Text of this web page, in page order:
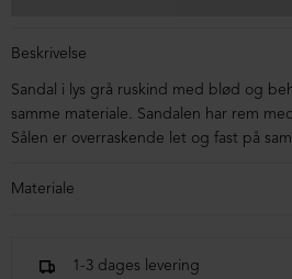
Beskrivelse
Sandal i lys grå ruskind med blød og
samme materiale. Sandalen har rem
Sålen er overraskende let og fast på
Materiale
1-3 dages levering